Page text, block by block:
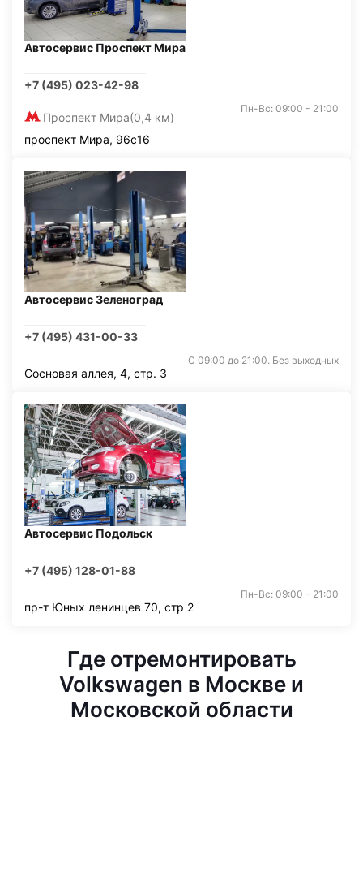
Автосервис Проспект Мира
+7 (495) 023-42-98
Проспект Мира(0,4 км)
Пн-Вс: 09:00 - 21:00
проспект Мира, 96с16
Автосервис Зеленоград
+7 (495) 431-00-33
С 09:00 до 21:00. Без выходных
Сосновая аллея, 4, стр. 3
Автосервис Подольск
+7 (495) 128-01-88
Пн-Вс: 09:00 - 21:00
пр-т Юных ленинцев 70, стр 2
Где отремонтировать
Volkswagen в Москве и
Московской области